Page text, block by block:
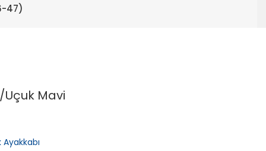
47)
Uçuk Mavi
Ayakkabı